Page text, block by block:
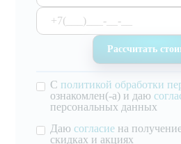
С политикой обработки
ознакомлен(-а) и даю
персональных данных
Даю согласие на
скидках и акциях